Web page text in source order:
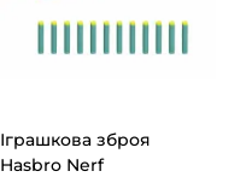
Іграшкова зброя
Hasbro Nerf